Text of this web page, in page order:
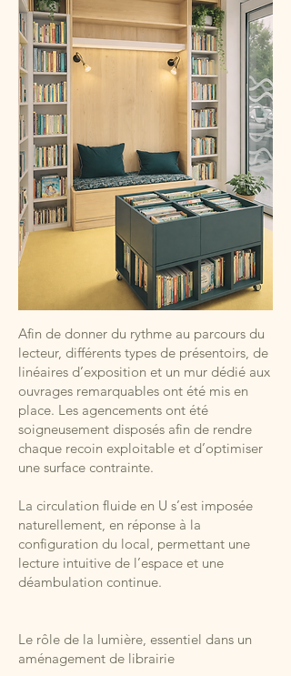
Afin de donner du rythme au parcours du
lecteur, différents types de présentoirs, de
linéaires d’exposition et un mur dédié aux
ouvrages remarquables ont été mis en
place. Les agencements ont été
soigneusement disposés afin de rendre
chaque recoin exploitable et d’optimiser
une surface contrainte.
La circulation fluide en U s’est imposée
naturellement, en réponse à la
configuration du local, permettant une
lecture intuitive de l’espace et une
déambulation continue.
Le rôle de la lumière, essentiel dans un
aménagement de librairie